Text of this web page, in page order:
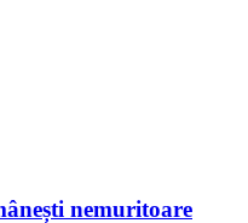
nemuritoare